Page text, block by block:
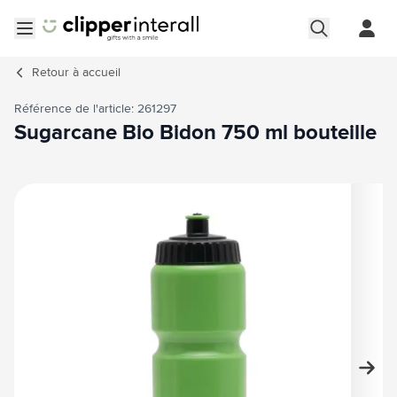
Retour à accueil
Référence de l'article: 261297
Sugarcane Bio Bidon 750 ml bouteille